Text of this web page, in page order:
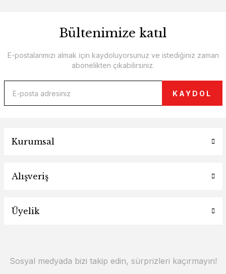
Bültenimize katıl
E-postalarımızı almak için kaydoluyorsunuz ve istediğiniz zaman
abonelikten çıkabilirsiniz.
KAYDOL
Kurumsal
Alışveriş
Üyelik
Sosyal medyada bizi takip edin, sürprizleri kaçırmayın!